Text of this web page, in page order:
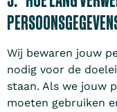
Wij bewaren jouw
nodig voor de
staan. Als we jouw
moeten gebruiken